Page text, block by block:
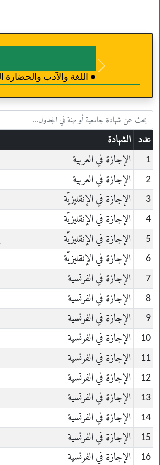
● الثقافة والتراثNext
عدد الشهادة
1
الإجازة في العربية
2
الإجازة في العربية
3
الإجازة في الإنقليزيّة
4
الإجازة في الإنقليزيّة
5
الإجازة في الإنقليزيّة
6
الإجازة في الإنقليزيّة
7
الإجازة في الفرنسية
8
الإجازة في الفرنسية
9
الإجازة في الفرنسية
10
الإجازة في الفرنسية
11
الإجازة في الفرنسية
12
الإجازة في الفرنسية
13
الإجازة في الفرنسية
14
الإجازة في الفرنسية
15
الإجازة في الفرنسية
16
الإجازة في الفرنسية